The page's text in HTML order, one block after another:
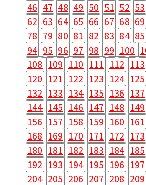
46 47 48 49 50 51 52 53
62 63 64 65 66 67 68 69
78 79 80 81 82 83 84 85
94 95 96 97 98 99 100
108 109 110 111 112 113
120 121 122 123 124 125
132 133 134 135 136 137
144 145 146 147 148 149
156 157 158 159 160 161
168 169 170 171 172 173
180 181 182 183 184 185
192 193 194 195 196 197
204 205 206 207 208 209